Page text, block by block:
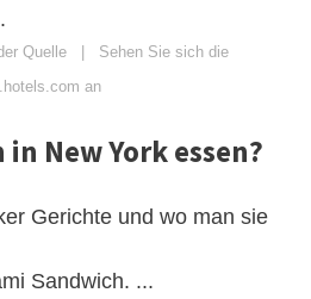
Quelle | Sehen Sie sich die
an
in New York essen?
Gerichte und wo man sie
Sandwich. ...